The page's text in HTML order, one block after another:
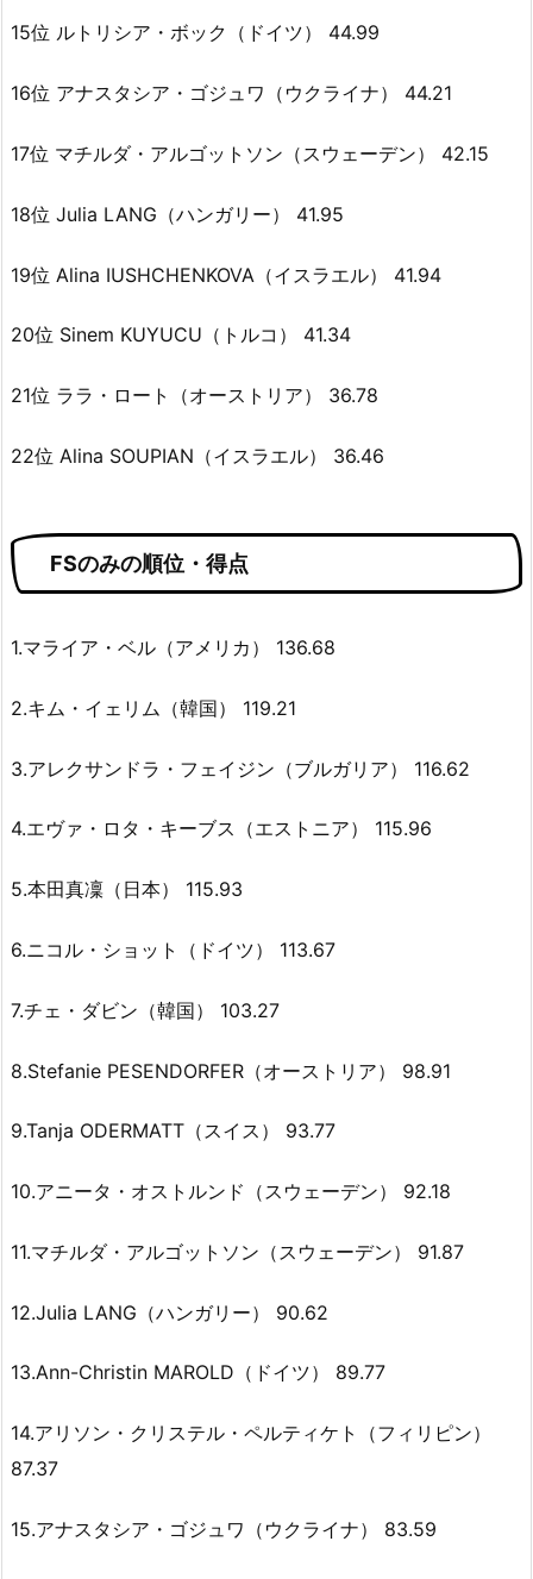
15位 ルトリシア・ボック（ドイツ） 44.99
16位 アナスタシア・ゴジュワ（ウクライナ） 44.21
17位 マチルダ・アルゴットソン（スウェーデン） 42.15
18位 Julia LANG（ハンガリー） 41.95
19位 Alina IUSHCHENKOVA（イスラエル） 41.94
20位 Sinem KUYUCU（トルコ） 41.34
21位 ララ・ロート（オーストリア） 36.78
22位 Alina SOUPIAN（イスラエル） 36.46
FSのみの順位・得点
1.マライア・ベル（アメリカ） 136.68
2.キム・イェリム（韓国） 119.21
3.アレクサンドラ・フェイジン（ブルガリア） 116.62
4.エヴァ・ロタ・キーブス（エストニア） 115.96
5.本田真凜（日本） 115.93
6.ニコル・ショット（ドイツ） 113.67
7.チェ・ダビン（韓国） 103.27
8.Stefanie PESENDORFER（オーストリア） 98.91
9.Tanja ODERMATT（スイス） 93.77
10.アニータ・オストルンド（スウェーデン） 92.18
11.マチルダ・アルゴットソン（スウェーデン） 91.87
12.Julia LANG（ハンガリー） 90.62
13.Ann-Christin MAROLD（ドイツ） 89.77
14.アリソン・クリステル・ペルティケト（フィリピン）
87.37
15.アナスタシア・ゴジュワ（ウクライナ） 83.59